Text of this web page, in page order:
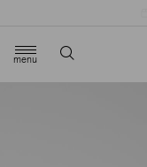
menu